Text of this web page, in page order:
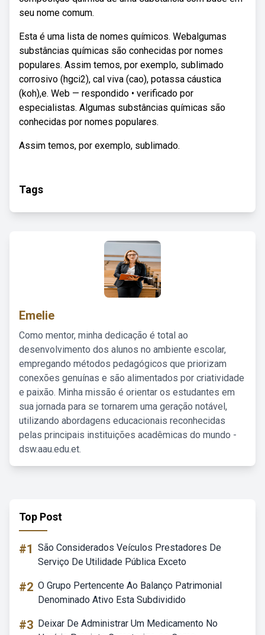
seu nome comum.
Esta é uma lista de nomes químicos. Webalgumas
substâncias químicas são conhecidas por nomes
populares. Assim temos, por exemplo, sublimado
corrosivo (hgci2), cal viva (cao), potassa cáustica
(koh),e. Web — respondido • verificado por
especialistas. Algumas substâncias químicas são
conhecidas por nomes populares.
Assim temos, por exemplo, sublimado.
Tags
Emelie
Como mentor, minha dedicação é total ao
desenvolvimento dos alunos no ambiente escolar,
empregando métodos pedagógicos que priorizam
conexões genuínas e são alimentados por criatividade
e paixão. Minha missão é orientar os estudantes em
sua jornada para se tornarem uma geração notável,
utilizando abordagens educacionais reconhecidas
pelas principais instituições acadêmicas do mundo -
dsw.aau.edu.et.
Top Post
#1 São Considerados Veículos Prestadores De
Serviço De Utilidade Pública Exceto
#2 O Grupo Pertencente Ao Balanço Patrimonial
Denominado Ativo Esta Subdividido
#3 Deixar De Administrar Um Medicamento No